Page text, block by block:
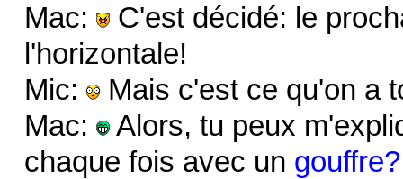
Mac:
C'est décidé: le
l'horizontale!
Mic:
Mais c'est ce qu'on a
Mac:
Alors, tu peux
chaque fois avec un gouffre?